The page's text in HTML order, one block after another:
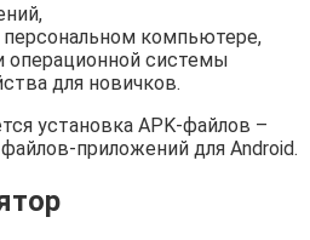
персональном компьютере,
операционной системы
для новичков.
установка APK-файлов –
приложений для Android.